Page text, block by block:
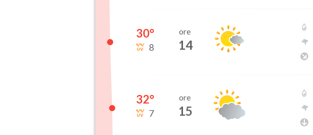
30°
8
ore
14
32°
7
ore
15